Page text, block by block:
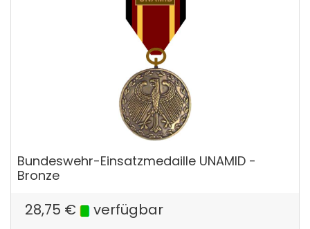
Bundeswehr-Einsatzmedaille UNAMID -
Bronze
28,75 € verfügbar